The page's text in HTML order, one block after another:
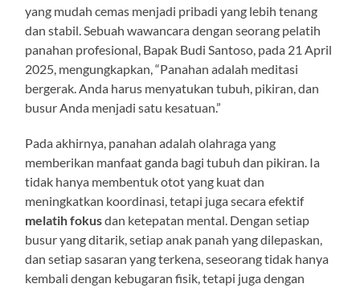
yang mudah cemas menjadi pribadi yang lebih tenang
dan stabil. Sebuah wawancara dengan seorang pelatih
panahan profesional, Bapak Budi Santoso, pada 21 April
2025, mengungkapkan, “Panahan adalah meditasi
bergerak. Anda harus menyatukan tubuh, pikiran, dan
busur Anda menjadi satu kesatuan.”
Pada akhirnya, panahan adalah olahraga yang
memberikan manfaat ganda bagi tubuh dan pikiran. Ia
tidak hanya membentuk otot yang kuat dan
meningkatkan koordinasi, tetapi juga secara efektif
melatih fokusdan ketepatan mental. Dengan setiap
busur yang ditarik, setiap anak panah yang dilepaskan,
dan setiap sasaran yang terkena, seseorang tidak hanya
kembali dengan kebugaran fisik, tetapi juga dengan